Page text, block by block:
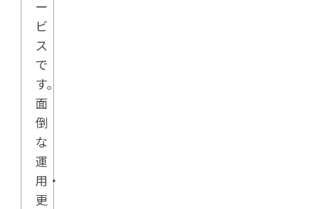
ー
ビ
ス
で
す。
面
倒
な
運
用・
更